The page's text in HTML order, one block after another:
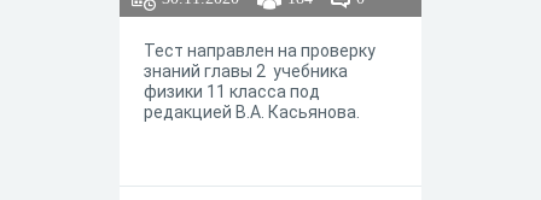
Тест направлен на проверку
знаний главы 2 учебника
физики 11 класса под
редакцией В.А. Касьянова.